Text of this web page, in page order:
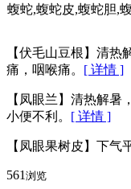
蝮蛇,蝮蛇皮,蝮蛇胆,
【伏毛山豆根】清热
痛，咽喉痛。 [ 详情 ]
【凤眼兰】清热解暑
小便不利。 [ 详情 ]
【凤眼果树皮】下气
561 浏览